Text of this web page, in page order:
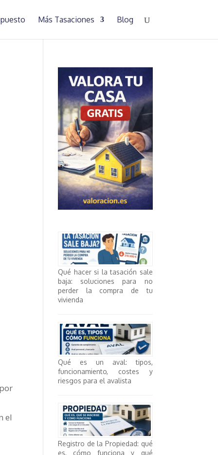
Más Tasaciones Blog
el
Qué hacer si la tasación sale
baja: soluciones para no
perder la compra de tu
vivienda
Qué es un aval: tipos,
funcionamiento, costes y
riesgos para el avalista
Registro de la Propiedad: qué
es, cómo funciona y qué